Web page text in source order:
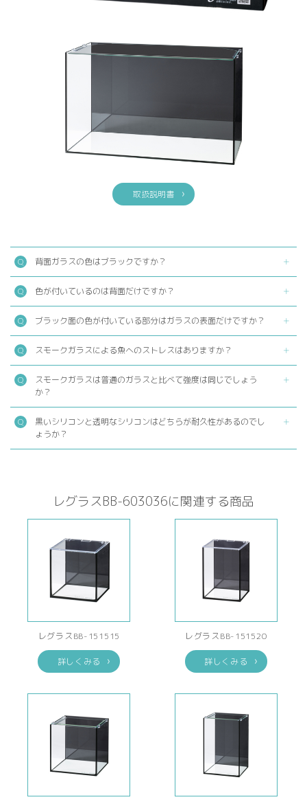
取扱説明書
背面ガラスの色はブラックですか？
色が付いているのは背面だけですか？
ブラック面の色が付いている部分はガラスの表面だけですか？
スモークガラスによる魚へのストレスはありますか？
スモークガラスは普通のガラスと比べて強度は同じでしょう
か？
黒いシリコンと透明なシリコンはどちらが耐久性があるのでし
ょうか？
レグラスBB-603036に関連する商品
レグラスBB-151515
詳しくみる
レグラスBB-151520
詳しくみる